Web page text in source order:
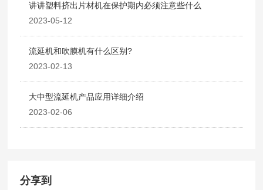
讲讲塑料挤出片材机在保护期内必须注意些什么
2023-05-12
流延机和吹膜机有什么区别?
2023-02-13
大中型流延机产品应用详细介绍
2023-02-06
分享到